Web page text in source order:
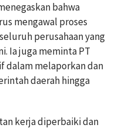
bahwa
mengawal proses
perusahaan yang
Ia juga meminta PT
melaporkan dan
daerah hingga
kerja diperbaiki dan